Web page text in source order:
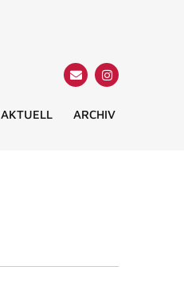
AKTUELL ARCHIV